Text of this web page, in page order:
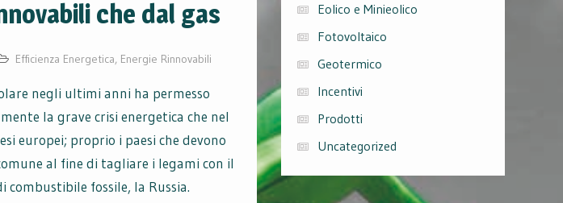
che dal gas
Efficienza Energetica, Energie Rinnovabili
negli ultimi anni ha permesso
la grave crisi energetica che nel
europei; proprio i paesi che devono
al fine di tagliare i legami con il
fossile, la Russia.
Eolico e Minieolico
Fotovoltaico
Geotermico
Incentivi
Prodotti
Uncategorized